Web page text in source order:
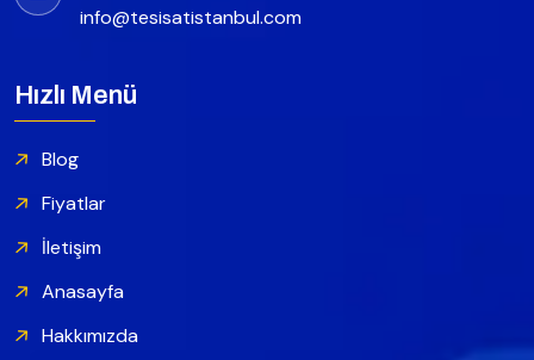
info@tesisatistanbul.com
Hızlı Menü
Blog
Fiyatlar
İletişim
Anasayfa
Hakkımızda